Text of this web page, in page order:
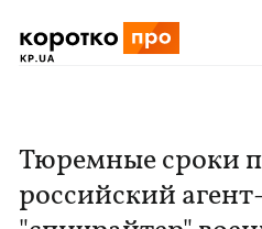
Тюремные сроки
российский